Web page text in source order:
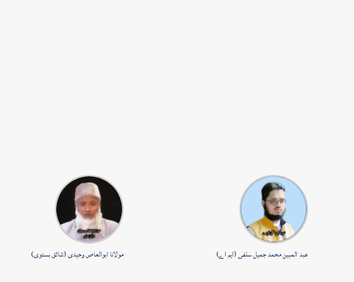
عبد المبین محمد جمیل سلفی (ایم اے) مولانا ابوالعاص وحیدی (شائق بستوی)